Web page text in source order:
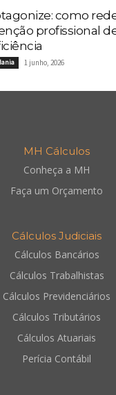
como
profissional
1 junho, 2026
MH Cálculos
Conheça a MH
Faça um Orçamento
Cálculos Judiciais
Cálculos Bancários
Cálculos Trabalhistas
Cálculos Previdenciários
Cálculos Tributários
Cálculos Atuariais
Perícia Contábil